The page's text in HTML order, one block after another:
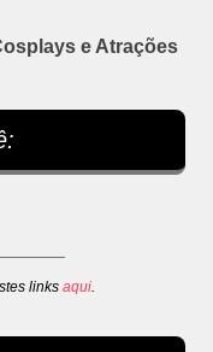
e Atrações
links aqui.